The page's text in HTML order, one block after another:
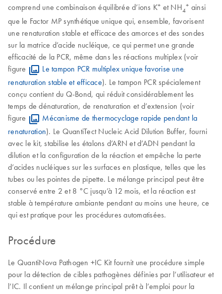
comprend une combinaison équilibrée d’ions K+ et NH4
+ ainsi
que le Factor MP synthétique unique qui, ensemble, favorisent
une renaturation stable et efficace des amorces et des sondes
sur la matrice d’acide nucléique, ce qui permet une grande
efficacité de la PCR, même dans les réactions multiplex (voir
figure
Le tampon PCR multiplex unique favorise une
renaturation stable et efficace). Le tampon PCR spécialement
conçu contient du Q-Bond, qui réduit considérablement les
temps de dénaturation, de renaturation et d’extension (voir
figure
Mécanisme de thermocyclage rapide pendant la
renaturation). Le QuantiTect Nucleic Acid Dilution Buffer, fourni
avec le kit, stabilise les étalons d’ARN et d’ADN pendant la
dilution et la configuration de la réaction et empêche la perte
d’acides nucléiques sur les surfaces en plastique, telles que les
tubes ou les pointes de pipette. Le mélange principal peut être
conservé entre 2 et 8 °C jusqu’à 12 mois, et la réaction est
stable à température ambiante pendant au moins une heure, ce
qui est pratique pour les procédures automatisées.
Procédure
Le QuantiNova Pathogen +IC Kit fournit une procédure simple
pour la détection de cibles pathogènes définies par l’utilisateur et
l’IC. Il contient un mélange principal prêt à l’emploi pour la